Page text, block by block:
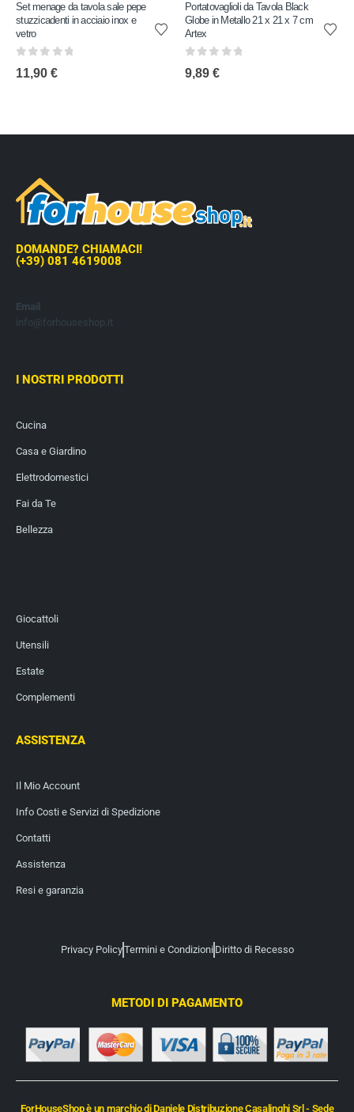
Set menage da tavola sale pepe
stuzzicadenti in acciaio inox e
vetro
11,90 €
Portatovaglioli da Tavola Black
Globe in Metallo 21 x 21 x 7 cm
Artex
9,89 €
DOMANDE? CHIAMACI!
(+39) 081 4619008
Email
info@forhouseshop.it
I NOSTRI PRODOTTI
Cucina
Casa e Giardino
Elettrodomestici
Fai da Te
Bellezza
Giocattoli
Utensili
Estate
Complementi
ASSISTENZA
Il Mio Account
Info Costi e Servizi di Spedizione
Contatti
Assistenza
Resi e garanzia
Privacy PolicyTermini e Condizioni Diritto di Recesso
METODI DI PAGAMENTO
ForHouseShop è un marchio di Daniele Distribuzione Casalinghi Srl - Sede